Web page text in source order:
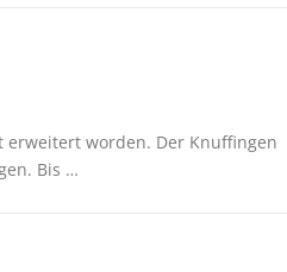
worden. Der Knuffingen
Bis …